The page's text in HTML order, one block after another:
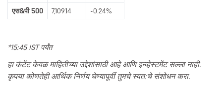
एस&पी 500
7,109.14 -0.24%
*15:45 IST पर्यंत
हा कंटेंट केवळ माहितीच्या उद्देशांसाठी आहे आणि इन्व्हेस्टमेंट सल्ला नाही.
कृपया कोणतेही आर्थिक निर्णय घेण्यापूर्वी तुमचे स्वत:चे संशोधन करा.